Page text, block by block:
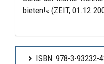
bieten!« (ZEIT,
ISBN: 978-3-93232-